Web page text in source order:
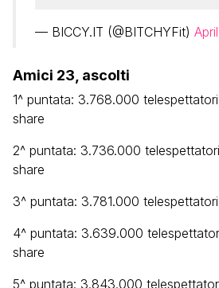
— BICCY.IT (@BITCHYFit)
Amici 23, ascolti
1^ puntata: 3.768.000
share
2^ puntata: 3.736.000
share
3^ puntata: 3.781.000
4^ puntata: 3.639.000
share
5^ puntata: 3.843.000